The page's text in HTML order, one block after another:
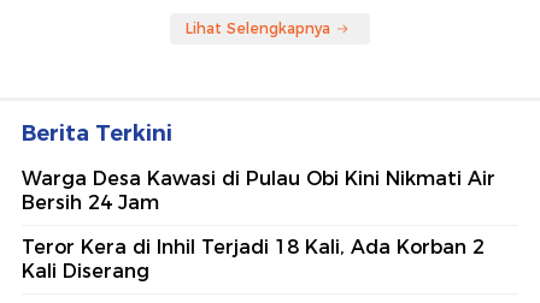
Lihat Selengkapnya
Berita Terkini
Warga Desa Kawasi di Pulau Obi Kini Nikmati Air
Bersih 24 Jam
Teror Kera di Inhil Terjadi 18 Kali, Ada Korban 2
Kali Diserang